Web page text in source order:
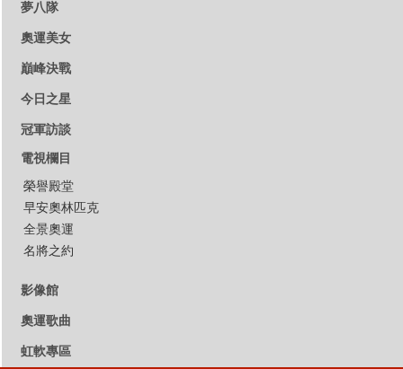
夢八隊
奧運美女
巔峰決戰
今日之星
冠軍訪談
電視欄目
榮譽殿堂
早安奧林匹克
全景奧運
名將之約
影像館
奧運歌曲
虹軟專區